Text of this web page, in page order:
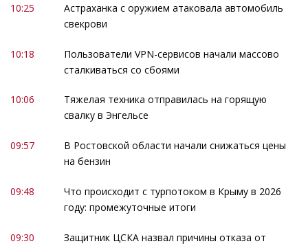
10:25
Астраханка с оружием атаковала автомобиль
свекрови
10:18
Пользователи VPN-сервисов начали массово
сталкиваться со сбоями
10:06
Тяжелая техника отправилась на горящую
свалку в Энгельсе
09:57
В Ростовской области начали снижаться цены
на бензин
09:48
Что происходит с турпотоком в Крыму в 2026
году: промежуточные итоги
09:30
Защитник ЦСКА назвал причины отказа от